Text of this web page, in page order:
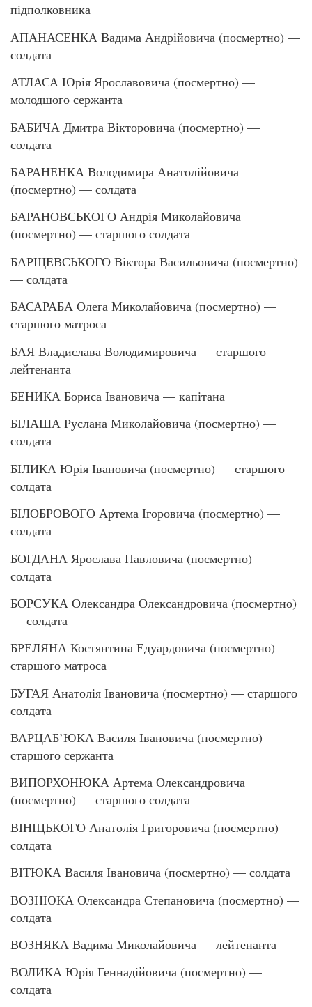
підполковника
АПАНАСЕНКА Вадима Андрійовича (посмертно) —
солдата
АТЛАСА Юрія Ярославовича (посмертно) —
молодшого сержанта
БАБИЧА Дмитра Вікторовича (посмертно) —
солдата
БАРАНЕНКА Володимира Анатолійовича
(посмертно) — солдата
БАРАНОВСЬКОГО Андрія Миколайовича
(посмертно) — старшого солдата
БАРЩЕВСЬКОГО Віктора Васильовича (посмертно)
— солдата
БАСАРАБА Олега Миколайовича (посмертно) —
старшого матроса
БАЯ Владислава Володимировича — старшого
лейтенанта
БЕНИКА Бориса Івановича — капітана
БІЛАША Руслана Миколайовича (посмертно) —
солдата
БІЛИКА Юрія Івановича (посмертно) — старшого
солдата
БІЛОБРОВОГО Артема Ігоровича (посмертно) —
солдата
БОГДАНА Ярослава Павловича (посмертно) —
солдата
БОРСУКА Олександра Олександровича (посмертно)
— солдата
БРЕЛЯНА Костянтина Едуардовича (посмертно) —
старшого матроса
БУГАЯ Анатолія Івановича (посмертно) — старшого
солдата
ВАРЦАБ’ЮКА Василя Івановича (посмертно) —
старшого сержанта
ВИПОРХОНЮКА Артема Олександровича
(посмертно) — старшого солдата
ВІНІЦЬКОГО Анатолія Григоровича (посмертно) —
солдата
ВІТЮКА Василя Івановича (посмертно) — солдата
ВОЗНЮКА Олександра Степановича (посмертно) —
солдата
ВОЗНЯКА Вадима Миколайовича — лейтенанта
ВОЛИКА Юрія Геннадійовича (посмертно) —
солдата